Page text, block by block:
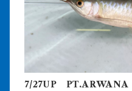
7/27UP PT.ARWANA